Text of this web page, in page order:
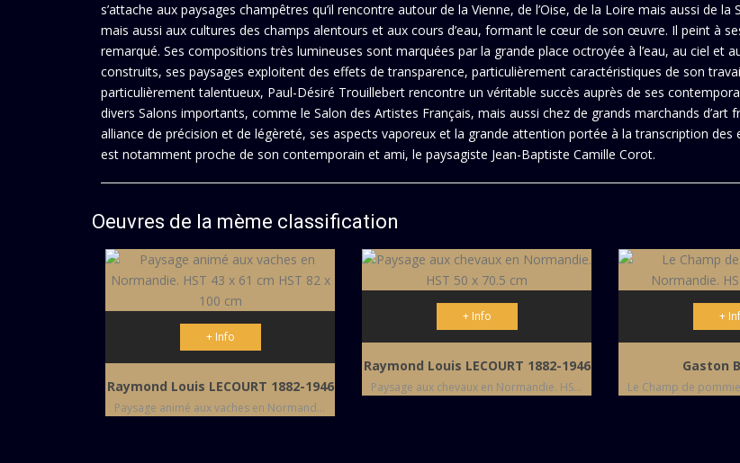
s’attache aux paysages champêtres qu’il rencontre autour de la Vienne, de l’Oise, de la Loire mais aussi de
mais aussi aux cultures des champs alentours et aux cours d’eau, formant le cœur de son œuvre. Il peint à
remarqué. Ses compositions très lumineuses sont marquées par la grande place octroyée à l’eau, au ciel et
construits, ses paysages exploitent des effets de transparence, particulièrement caractéristiques de son
particulièrement talentueux, Paul-Désiré Trouillebert rencontre un véritable succès auprès de ses
divers Salons importants, comme le Salon des Artistes Français, mais aussi chez de grands marchands
alliance de précision et de légèreté, ses aspects vaporeux et la grande attention portée à la transcription
est notamment proche de son contemporain et ami, le paysagiste Jean-Baptiste Camille Corot.
Oeuvres de la mème classification
+ Info
Raymond Louis LECOURT 1882-1946
Paysage animé aux vaches en Normandie. HST 43 x 61 cm HST 82 x 100 cm
+ Info
Raymond Louis LECOURT 1882-1946
Paysage aux chevaux en Normandie. HST 50 x 70.5 cm
+
Gaston